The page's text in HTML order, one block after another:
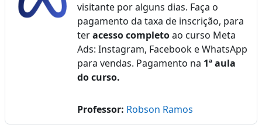
visitante por alguns dias. Faça o
pagamento da taxa de inscrição, para
teracesso completoao curso Meta
Ads: Instagram, Facebook e WhatsApp
para vendas. Pagamento na 1ª aula
do curso.
Professor: Robson Ramos